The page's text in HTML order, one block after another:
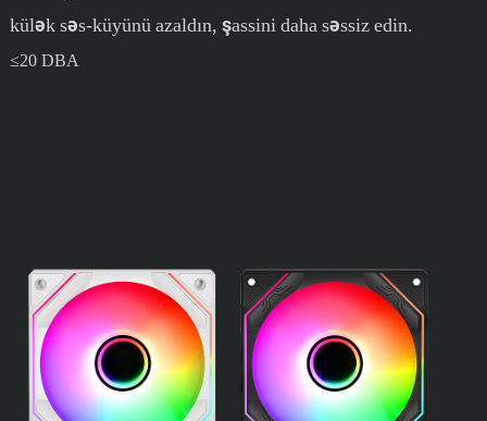
külək səs-küyünü azaldın, şassini daha səssiz edin.
≤20 DBA